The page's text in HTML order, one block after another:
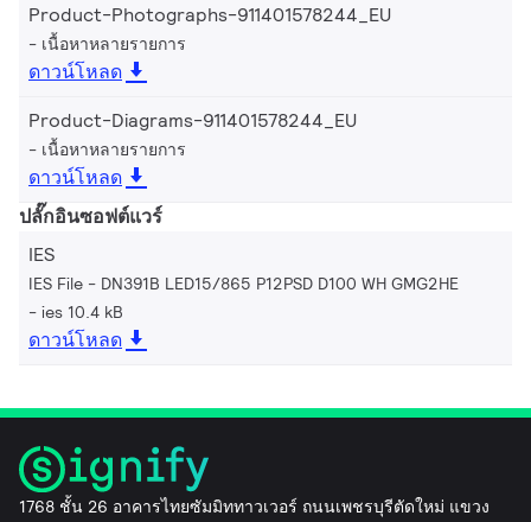
Product-Photographs-911401578244_EU
เนื้อหาหลายรายการ
ดาวน์โหลด
Product-Diagrams-911401578244_EU
เนื้อหาหลายรายการ
ดาวน์โหลด
ปลั๊กอินซอฟต์แวร์
IES
IES File - DN391B LED15/865 P12PSD D100 WH GMG2HE
ies 10.4 kB
ดาวน์โหลด
1768 ชั้น 26 อาคารไทยซัมมิททาวเวอร์ ถนนเพชรบุรีตัดใหม่ แขวง